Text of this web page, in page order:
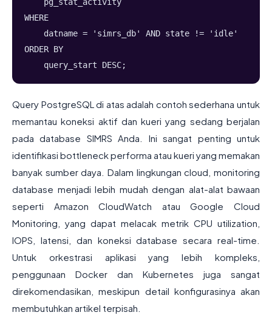
WHERE
    datname = 'simrs_db' AND state != 'idle'
ORDER BY
    query_start DESC;
Query PostgreSQL di atas adalah contoh sederhana untuk
memantau koneksi aktif dan kueri yang sedang berjalan
pada database SIMRS Anda. Ini sangat penting untuk
identifikasi bottleneck performa atau kueri yang memakan
banyak sumber daya. Dalam lingkungan cloud, monitoring
database menjadi lebih mudah dengan alat-alat bawaan
seperti Amazon CloudWatch atau Google Cloud
Monitoring, yang dapat melacak metrik CPU utilization,
IOPS, latensi, dan koneksi database secara real-time.
Untuk orkestrasi aplikasi yang lebih kompleks,
penggunaan Docker dan Kubernetes juga sangat
direkomendasikan, meskipun detail konfigurasinya akan
membutuhkan artikel terpisah.